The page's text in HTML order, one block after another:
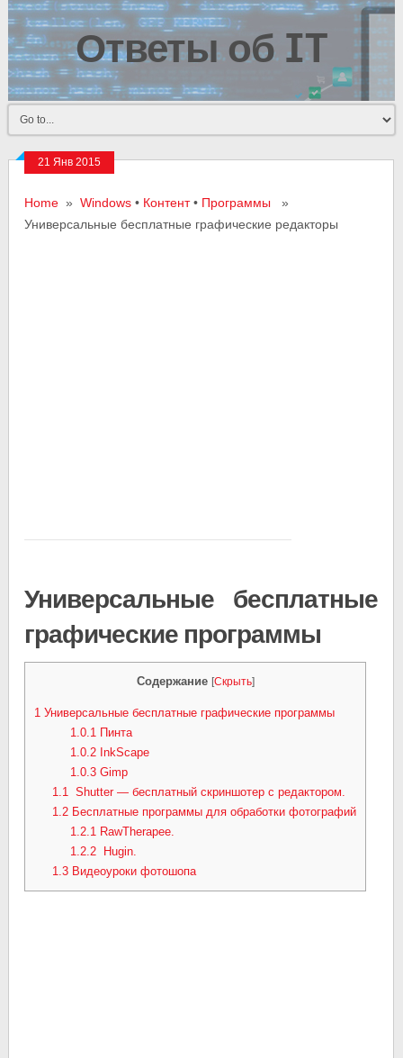
Ответы об IT
21 Янв 2015
Home »Windows • Контент• Программы »
Универсальные бесплатные графические редакторы
Универсальные бесплатные
графические программы
Содержание [Скрыть]
1 Универсальные бесплатные графические программы
1.0.1Пинта
1.0.2InkScape
1.0.3Gimp
1.1Shutter — бесплатный скриншотер с редактором.
1.2Бесплатные программы для обработки фотографий
1.2.1RawTherapee.
1.2.2Hugin.
1.3Видеоуроки фотошопа